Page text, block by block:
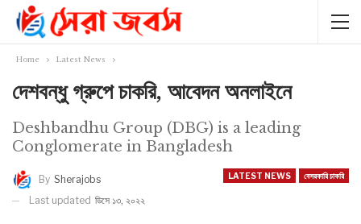
Home Latest News
দেশবন্ধু গ্রুপে চাকরি, আবেদন অনলাইনে
Deshbandhu Group (DBG) is a leading
Conglomerate in Bangladesh
LATEST NEWS বেসরকারি চাকরি
By Sherajobs
Last updated ডিসে ১৩, ২০২২